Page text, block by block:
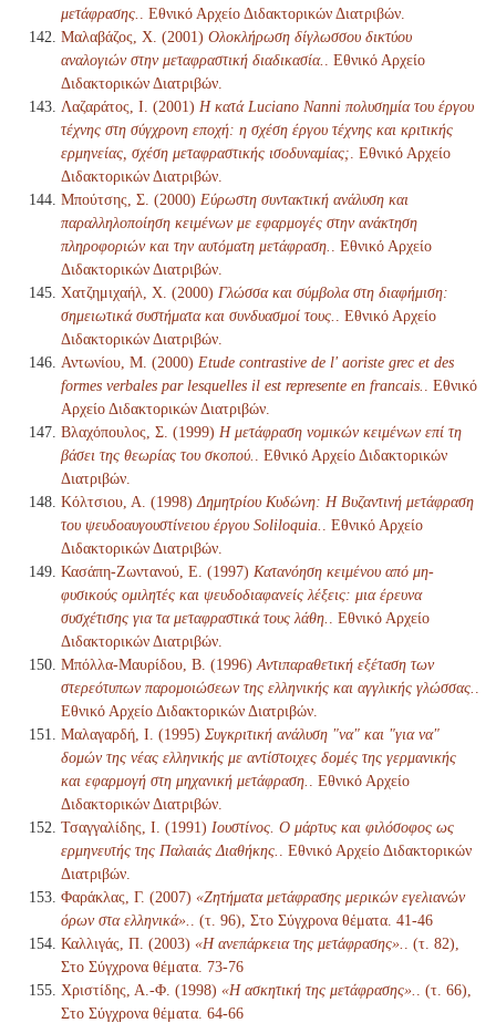
μετάφρασης.
. Εθνικό Αρχείο Διδακτορικών Διατριβών.
Μαλαβάζος, Χ. (2001) Ολοκλήρωση δίγλωσσου δικτύου
αναλογιών στην μεταφραστική διαδικασία.
. Εθνικό Αρχείο
Διδακτορικών Διατριβών.
Λαζαράτος, Ι. (2001) Η κατά Luciano Nanni πολυσημία του έργου
τέχνης στη σύγχρονη εποχή: η σχέση έργου τέχνης και κριτικής
ερμηνείας, σχέση μεταφραστικής ισοδυναμίας; . Εθνικό Αρχείο
Διδακτορικών Διατριβών.
Μπούτσης, Σ. (2000) Εύρωστη συντακτική ανάλυση και
παραλληλοποίηση κειμένων με εφαρμογές στην ανάκτηση
πληροφοριών και την αυτόματη μετάφραση.
. Εθνικό Αρχείο
Διδακτορικών Διατριβών.
Χατζημιχαήλ, Χ. (2000) Γλώσσα και σύμβολα στη διαφήμιση:
σημειωτικά συστήματα και συνδυασμοί τους.
. Εθνικό Αρχείο
Διδακτορικών Διατριβών.
Αντωνίου, Μ. (2000) Etude contrastive de l' aoriste grec et des
formes verbales par lesquelles il est represente en francais.
. Εθνικό
Αρχείο Διδακτορικών Διατριβών.
Βλαχόπουλος, Σ. (1999) Η μετάφραση νομικών κειμένων επί τη
βάσει της θεωρίας του σκοπού.
. Εθνικό Αρχείο Διδακτορικών
Διατριβών.
Κόλτσιου, Α. (1998) Δημητρίου Κυδώνη: Η Βυζαντινή μετάφραση
του ψευδοαυγουστίνειου έργου Soliloquia.
. Εθνικό Αρχείο
Διδακτορικών Διατριβών.
Κασάπη-Ζωντανού, Ε. (1997) Κατανόηση κειμένου από μη-
φυσικούς ομιλητές και ψευδοδιαφανείς λέξεις: μια έρευνα
συσχέτισης για τα μεταφραστικά τους λάθη.
. Εθνικό Αρχείο
Διδακτορικών Διατριβών.
Μπόλλα-Μαυρίδου, Β. (1996) Αντιπαραθετική εξέταση των
στερεότυπων παρομοιώσεων της ελληνικής και αγγλικής γλώσσας.
Εθνικό Αρχείο Διδακτορικών Διατριβών.
Μαλαγαρδή, Ι. (1995) Συγκριτική ανάλυση "να" και "για να"
δομών της νέας ελληνικής με αντίστοιχες δομές της γερμανικής
και εφαρμογή στη μηχανική μετάφραση.
. Εθνικό Αρχείο
Διδακτορικών Διατριβών.
Τσαγγαλίδης, Ι. (1991) Ιουστίνος. Ο μάρτυς και φιλόσοφος ως
ερμηνευτής της Παλαιάς Διαθήκης.
. Εθνικό Αρχείο Διδακτορικών
Διατριβών.
Φαράκλας, Γ. (2007) «Ζητήματα μετάφρασης μερικών εγελιανών
όρων στα ελληνικά».
. (τ. 96), Στο Σύγχρονα θέματα. 41-46
Καλλιγάς, Π. (2003) «Η ανεπάρκεια της μετάφρασης».
. (τ. 82),
Στο Σύγχρονα θέματα. 73-76
Χριστίδης, Α.-Φ. (1998) «Η ασκητική της μετάφρασης».
. (τ. 66),
Στο Σύγχρονα θέματα. 64-66